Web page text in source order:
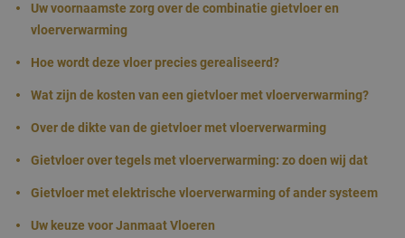
Uw voornaamste zorg over de combinatie gietvloer en
vloerverwarming
Hoe wordt deze vloer precies gerealiseerd?
Wat zijn de kosten van een gietvloer met vloerverwarming?
Over de dikte van de gietvloer met vloerverwarming
Gietvloer over tegels met vloerverwarming: zo doen wij dat
Gietvloer met elektrische vloerverwarming of ander systeem
Uw keuze voor Janmaat Vloeren